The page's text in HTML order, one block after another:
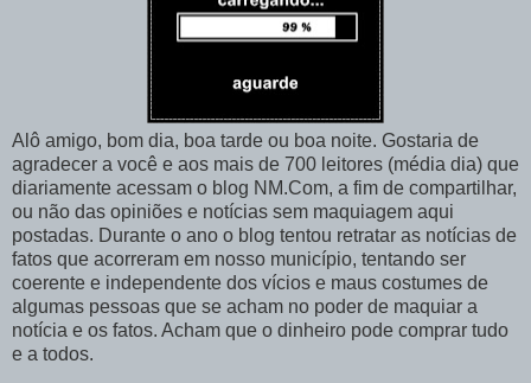
Alô amigo, bom dia, boa tarde ou boa noite. Gostaria de
agradecer a você e aos mais de 700 leitores (média dia) que
diariamente acessam o blog NM.Com, a fim de compartilhar,
ou não das opiniões e notícias sem maquiagem aqui
postadas. Durante o ano o blog tentou retratar as notícias de
fatos que acorreram em nosso município, tentando ser
coerente e independente dos vícios e maus costumes de
algumas pessoas que se acham no poder de maquiar a
notícia e os fatos. Acham que o dinheiro pode comprar tudo
e a todos.